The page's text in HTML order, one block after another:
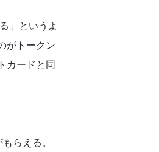
」というよ
がトークン
カードと同
らえる。